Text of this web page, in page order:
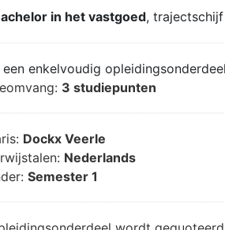
in het vastgoed, trajectschijf
enkelvoudig
3 studiepunten
Dockx Veerle
Nederlands
Semester 1